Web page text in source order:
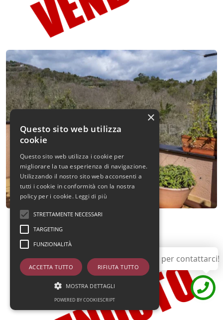
Utilizza questo pulsante per contattarci!
×
Questo sito web utilizza
cookie
Questo sito web utilizza i cookie per
migliorare la tua esperienza di navigazione.
Utilizzando il nostro sito web acconsenti a
tutti i cookie in conformità con la nostra
policy per i cookie. Leggi di più
STRETTAMENTE NECESSARI
TARGETING
FUNZIONALITÀ
ACCETTA TUTTO RIFIUTA TUTTO
MOSTRA DETTAGLI
POWERED BY COOKIESCRIPT